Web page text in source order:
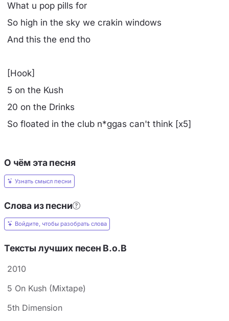
What u pop pills for
So high in the sky we crakin windows
And this the end tho
[Hook]
5 on the Kush
20 on the Drinks
So floated in the club n*ggas can't think [x5]
О чём эта песня
Узнать смысл песни
Слова из песни
Войдите, чтобы разобрать слова
Тексты лучших песен B.o.B
2010
5 On Kush (Mixtape)
5th Dimension